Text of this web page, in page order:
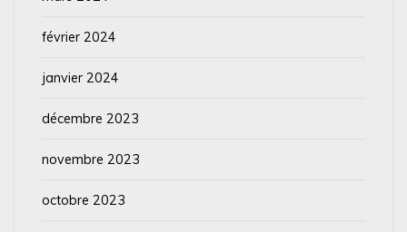
février 2024
janvier 2024
décembre 2023
novembre 2023
octobre 2023